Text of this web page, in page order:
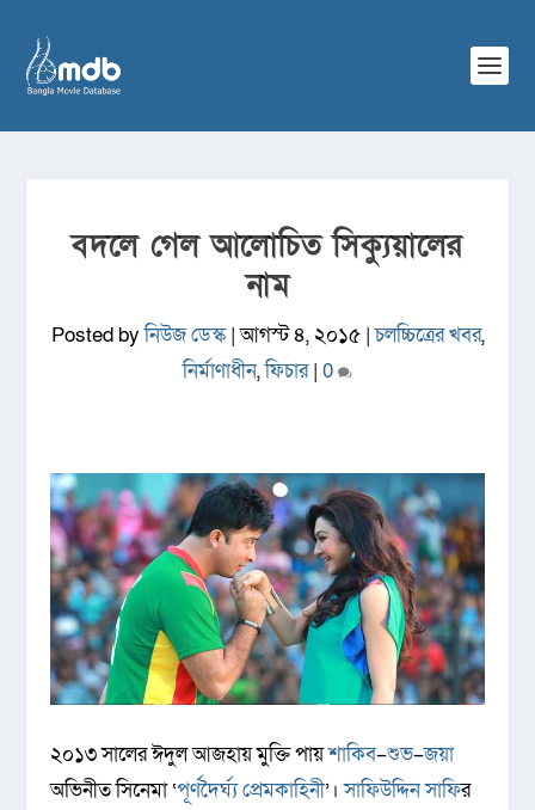
বদলে গেল আলোচিত সিক্যুয়ালের
নাম
Posted byনিউজ ডেস্ক|আগস্ট ৪, ২০১৫|চলচ্চিত্রের খবর,
নির্মাণাধীন,ফিচার| 0
২০১৩ সালের ঈদুল আজহায় মুক্তি পায়শাকিব–শুভ–জয়া
অভিনীত সিনেমা ‘পূর্ণদৈর্ঘ্য প্রেমকাহিনী’।সাফিউদ্দিন সাফির